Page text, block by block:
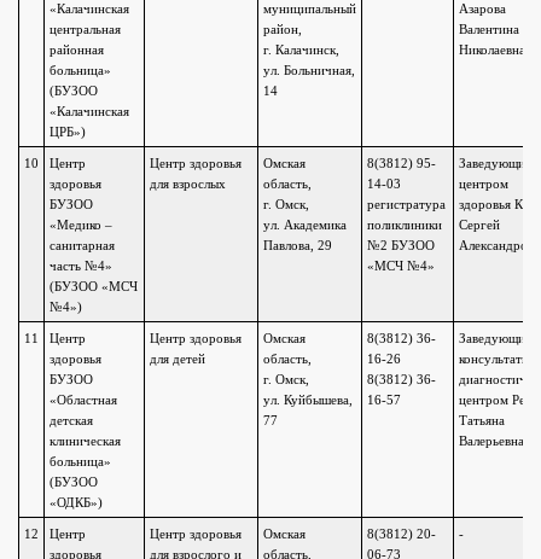
«Калачинская
центральная
районная
больница»
(БУЗОО
«Калачинская
ЦРБ»)
муниципальный
район,
г. Калачинск,
ул. Больничная,
14
Азарова
Валентина
Николаевна
10
Центр
здоровья
БУЗОО
«Медико –
санитарная
часть №4»
(БУЗОО «МСЧ
№4»)
Центр здоровья
для взрослых
Омская
область,
г. Омск,
ул. Академика
Павлова, 29
8(3812) 95-
14-03
регистратура
поликлиники
№2 БУЗОО
«МСЧ №4»
Заведующий
центром
здоровья
Сергей
11
Центр
здоровья
БУЗОО
«Областная
детская
клиническая
больница»
(БУЗОО
«ОДКБ»)
Центр здоровья
для детей
Омская
область,
г. Омск,
ул. Куйбышева,
77
8(3812) 36-
16-26
8(3812) 36-
16-57
Заведующий
центром Реут
Татьяна
Валерьевна
12
Центр
здоровья
Центр здоровья
для взрослого и
Омская
область,
8(3812) 20-
06-73
-